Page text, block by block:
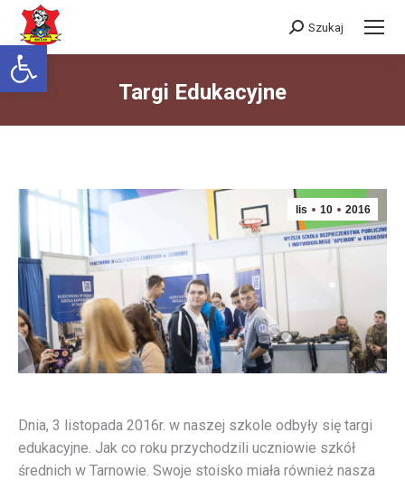
Otwórz pasek narzędzi
Szukaj:
Szukaj
Targi Edukacyjne
lis 10 2016
Dnia, 3 listopada 2016r. w naszej szkole odbyły się targi
edukacyjne. Jak co roku przychodzili uczniowie szkół
średnich w Tarnowie. Swoje stoisko miała również nasza